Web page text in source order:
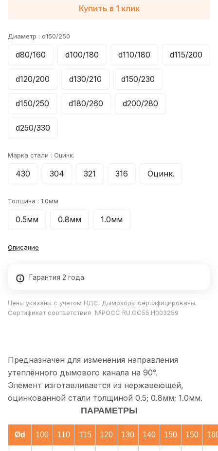
Купить в 1 клик
Диаметр : d150/250
d80/160 d100/180 d110/180 d115/200
d120/200 d130/210 d150/230
d150/250 d180/260 d200/280
d250/330
Марка стали : Оцинк.
430 304 321 316 Оцинк.
Толщина : 1.0мм
0.5мм 0.8мм 1.0мм
Описание
Гарантия 2 года
Цены указаны с учетом НДС. Дымоходы сертифицированы.
Сертификат соответствия №РОСС RU.ОС55.Н003259
Предназначен для изменения направления
утеплённого дымового канала на 90°.
Элемент изготавливается из нержавеющей,
оцинкованной стали толщиной 0.5; 0.8мм; 1.0мм.
ПАРАМЕТРЫ
Ød 100 110 115 120 130 140 150 150